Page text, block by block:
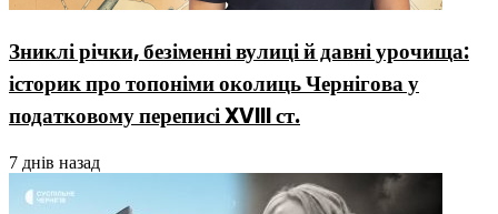
Зниклі річки, безіменні вулиці й давні урочища:
історик про топоніми околиць Чернігова у
податковому переписі XVIII ст.
7 днів назад